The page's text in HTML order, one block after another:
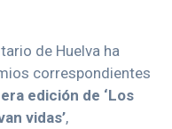
de Huelva ha
correspondientes
edición de ‘Los
vidas’,